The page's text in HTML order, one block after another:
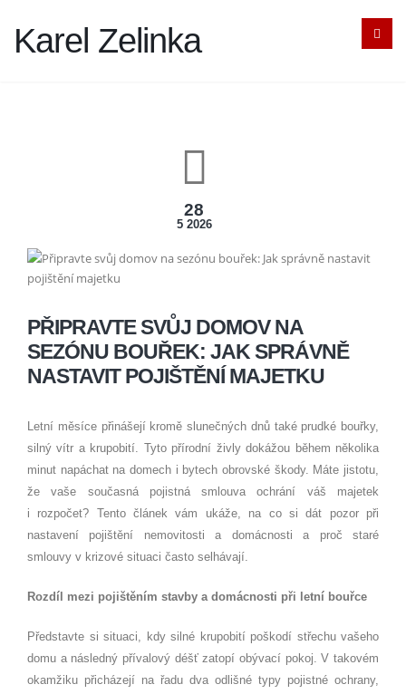
Karel Zelinka
28
5 2026
PŘIPRAVTE SVŮJ DOMOV NA
SEZÓNU BOUŘEK: JAK SPRÁVNĚ
NASTAVIT POJIŠTĚNÍ MAJETKU
Letní měsíce přinášejí kromě slunečných dnů také prudké bouřky,
silný vítr a krupobití. Tyto přírodní živly dokážou během několika
minut napáchat na domech i bytech obrovské škody. Máte jistotu,
že vaše současná pojistná smlouva ochrání váš majetek
i rozpočet? Tento článek vám ukáže, na co si dát pozor při
nastavení pojištění nemovitosti a domácnosti a proč staré
smlouvy v krizové situaci často selhávají.
Rozdíl mezi pojištěním stavby a domácnosti při letní bouřce
Představte si situaci, kdy silné krupobití poškodí střechu vašeho
domu a následný přívalový déšť zatopí obývací pokoj. V takovém
okamžiku přicházejí na řadu dva odlišné typy pojistné ochrany,